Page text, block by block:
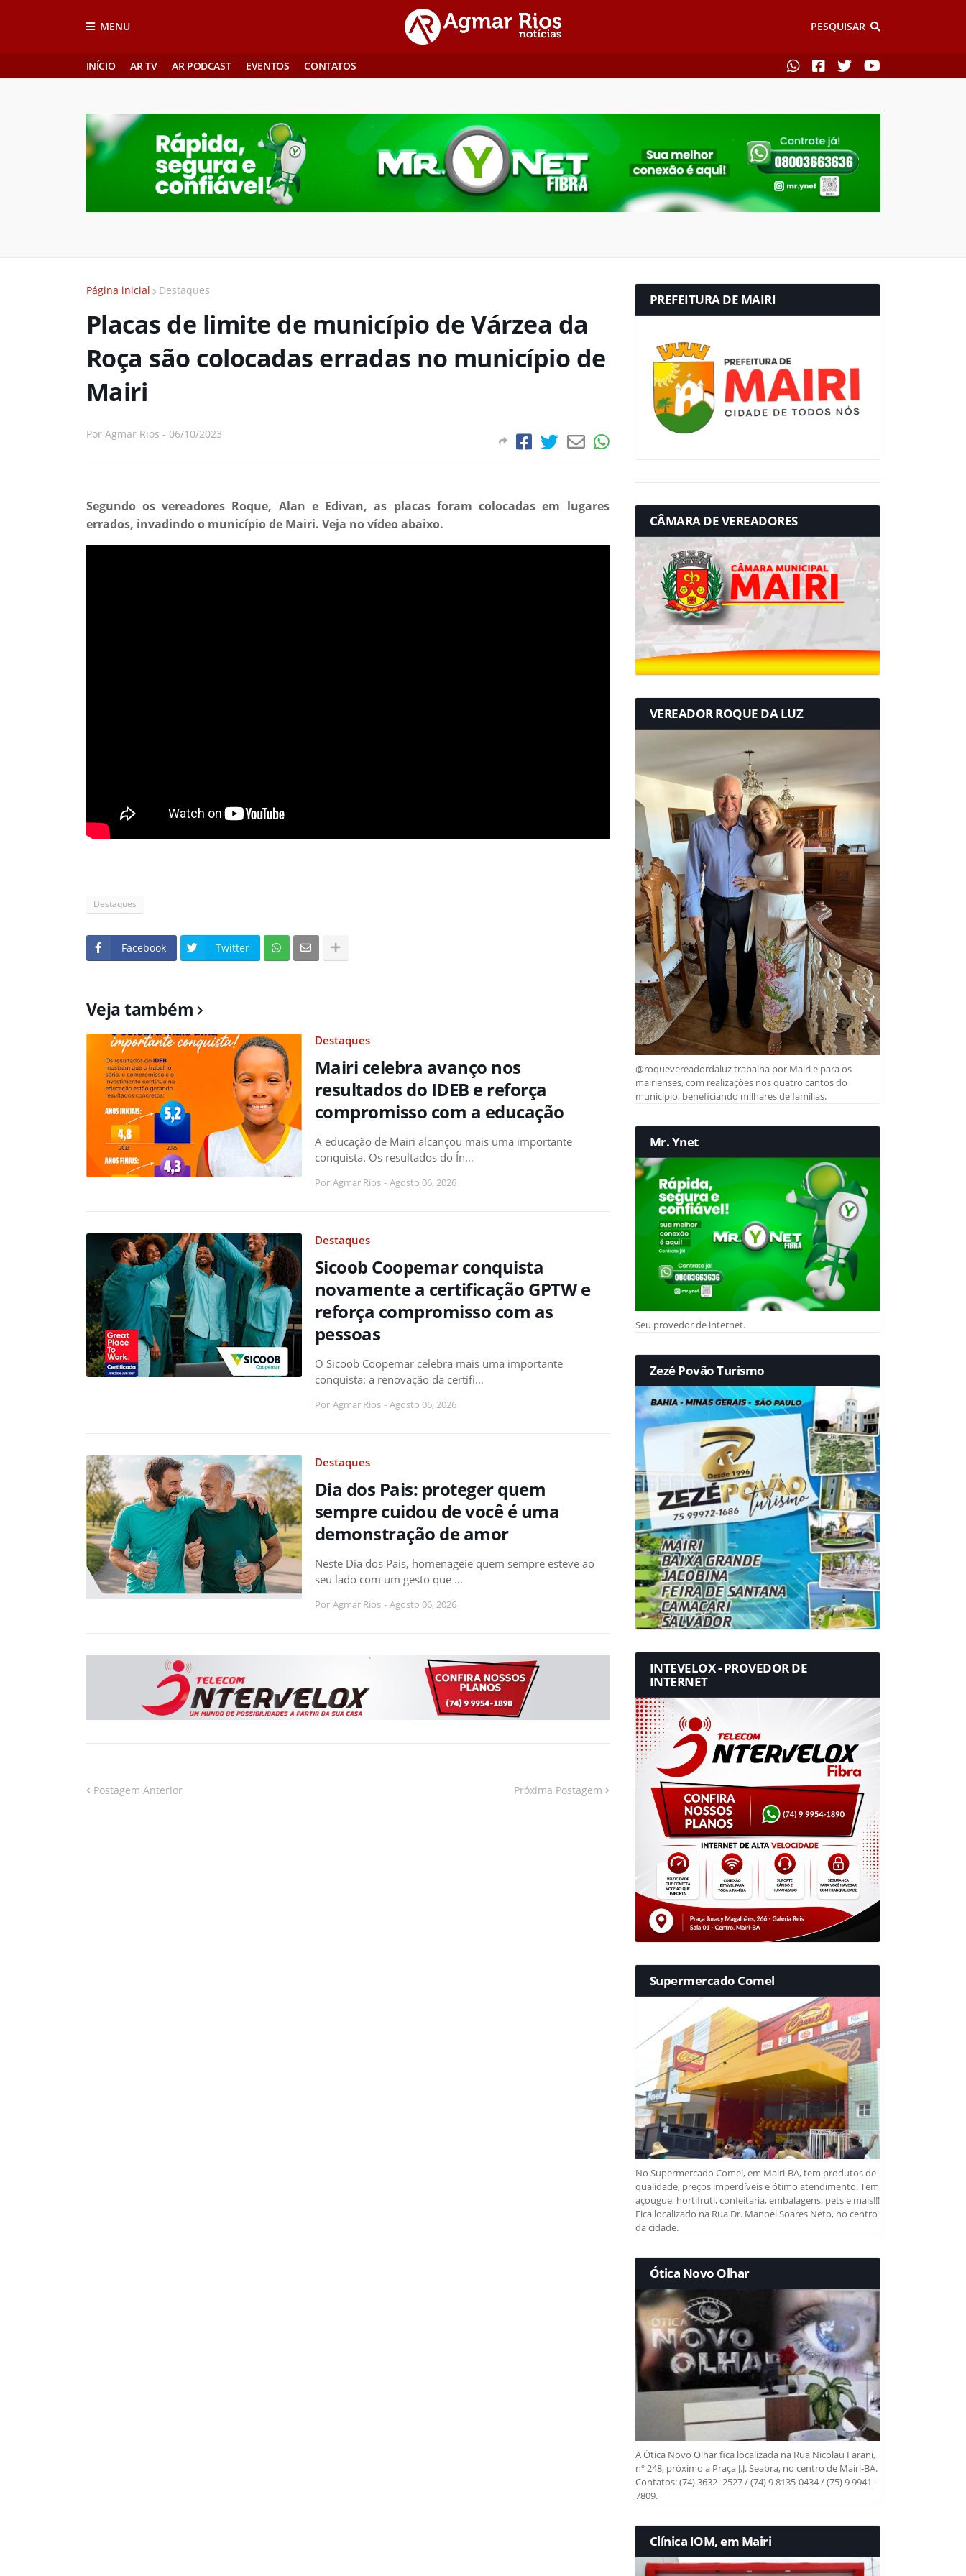
MENU PESQUISAR
INÍCIO AR TV AR PODCAST EVENTOS CONTATOS
Página inicial Destaques
Placas de limite de município de Várzea da
Roça são colocadas erradas no município de
Mairi
Por Agmar Rios - 06/10/2023
Segundo os vereadores Roque, Alan e Edivan, as placas foram colocadas em lugares
errados, invadindo o município de Mairi. Veja no vídeo abaixo.
Destaques
Facebook Twitter
Veja também
Destaques
Mairi celebra avanço nos
resultados do IDEB e reforça
compromisso com a educação
A educação de Mairi alcançou mais uma importante
conquista. Os resultados do Ín…
Por Agmar Rios - Agosto 06, 2026
Destaques
Sicoob Coopemar conquista
novamente a certificação GPTW e
reforça compromisso com as
pessoas
O Sicoob Coopemar celebra mais uma importante
conquista: a renovação da certifi…
Por Agmar Rios - Agosto 06, 2026
Destaques
Dia dos Pais: proteger quem
sempre cuidou de você é uma
demonstração de amor
Neste Dia dos Pais, homenageie quem sempre esteve ao
seu lado com um gesto que …
Por Agmar Rios - Agosto 06, 2026
Postagem Anterior Próxima Postagem
PREFEITURA DE MAIRI
CÂMARA DE VEREADORES
VEREADOR ROQUE DA LUZ
@roquevereadordaluz trabalha por Mairi e para os
mairienses, com realizações nos quatro cantos do
município, beneficiando milhares de famílias.
Mr. Ynet
Seu provedor de internet.
Zezé Povão Turismo
INTEVELOX - PROVEDOR DE
INTERNET
Supermercado Comel
No Supermercado Comel, em Mairi-BA, tem produtos de
qualidade, preços imperdíveis e ótimo atendimento. Tem
açougue, hortifruti, confeitaria, embalagens, pets e mais!!!
Fica localizado na Rua Dr. Manoel Soares Neto, no centro
da cidade.
Ótica Novo Olhar
A Ótica Novo Olhar fica localizada na Rua Nicolau Farani,
nº 248, próximo a Praça J.J. Seabra, no centro de Mairi-BA.
Contatos: (74) 3632- 2527 / (74) 9 8135-0434 / (75) 9 9941-
7809.
Clínica IOM, em Mairi